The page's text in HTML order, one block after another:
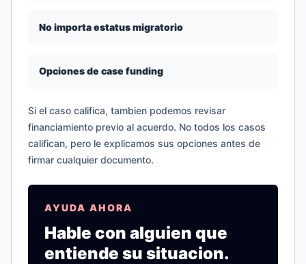
No importa estatus migratorio
Opciones de case funding
Si el caso califica, tambien podemos revisar
financiamiento previo al acuerdo. No todos los casos
califican, pero le explicamos sus opciones antes de
firmar cualquier documento.
AYUDA AHORA
Hable con alguien que
entiende su situacion.